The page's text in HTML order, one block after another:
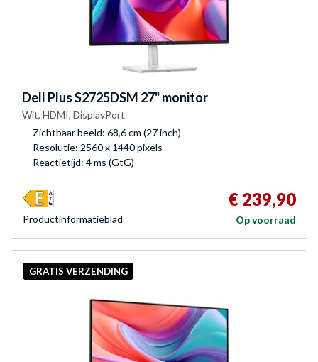
Dell Plus S2725DSM 27" monitor
Wit, HDMI, DisplayPort
Zichtbaar beeld: 68,6 cm (27 inch)
Resolutie: 2560 x 1440 pixels
Reactietijd: 4 ms (GtG)
€ 239,90
Op voorraad
Product­informatieblad
GRATIS VERZENDING